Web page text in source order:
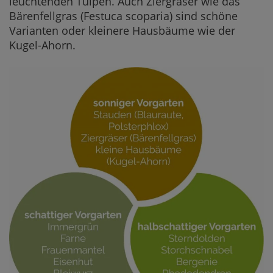
Bärenfellgras (Festuca scoparia) sind schöne
Varianten oder kleinere Hausbäume wie der
Kugel-Ahorn.